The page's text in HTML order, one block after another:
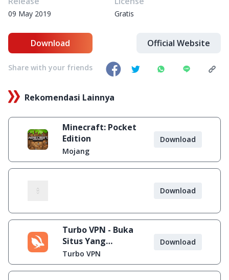
09 May 2019 Gratis
Download Official Website
Share with your friends
Rekomendasi Lainnya
Minecraft: Pocket
Edition
Mojang
Download
Download
Turbo VPN - Buka
Situs Yang
Diblokir
Turbo VPN
Download